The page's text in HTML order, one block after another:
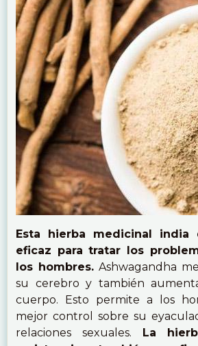
Esta hierba medicinal india
eficaz para tratar los
los hombres.Ashwagandha
su cerebro y también
cuerpo. Esto permite a los
mejor control sobre su
relaciones sexuales. La